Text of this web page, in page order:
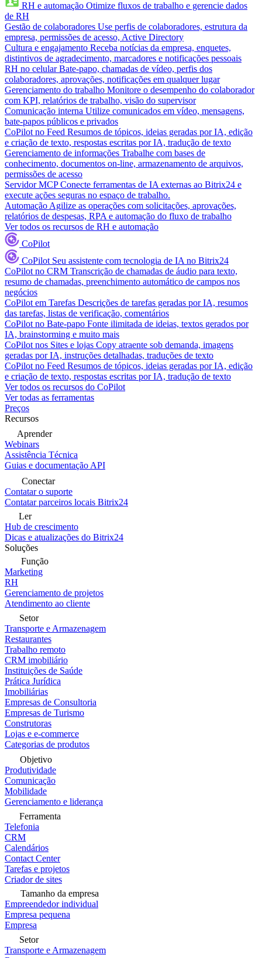
RH e automação Otimize fluxos de trabalho e gerencie dados
de RH
Gestão de colaboradores Use perfis de colaboradores, estrutura da
empresa, permissões de acesso, Active Directory
Cultura e engajamento Receba notícias da empresa, enquetes,
distintivos de agradecimento, marcadores e notificações pessoais
RH no celular Bate-papo, chamadas de vídeo, perfis dos
colaboradores, aprovações, notificações em qualquer lugar
Gerenciamento do trabalho Monitore o desempenho do colaborador
com KPI, relatórios de trabalho, visão do supervisor
Comunicação interna Utilize comunicados em vídeo, mensagens,
bate-papos públicos e privados
CoPilot no Feed Resumos de tópicos, ideias geradas por IA, edição
e criação de texto, respostas escritas por IA, tradução de texto
Gerenciamento de informações Trabalhe com bases de
conhecimento, documentos on-line, armazenamento de arquivos,
permissões de acesso
Servidor MCP Conecte ferramentas de IA externas ao Bitrix24 e
execute ações seguras no espaço de trabalho.
Automação Agilize as operações com solicitações, aprovações,
relatórios de despesas, RPA e automação do fluxo de trabalho
Ver todos os recursos de RH e automação
CoPilot
CoPilot Seu assistente com tecnologia de IA no Bitrix24
CoPilot no CRM Transcrição de chamadas de áudio para texto,
resumo de chamadas, preenchimento automático de campos nos
negócios
CoPilot em Tarefas Descrições de tarefas geradas por IA, resumos
das tarefas, listas de verificação, comentários
CoPilot no Bate-papo Fonte ilimitada de ideias, textos gerados por
IA, brainstorming e muito mais
CoPilot nos Sites e lojas Copy atraente sob demanda, imagens
geradas por IA, instruções detalhadas, traduções de texto
CoPilot no Feed Resumos de tópicos, ideias geradas por IA, edição
e criação de texto, respostas escritas por IA, tradução de texto
Ver todos os recursos do CoPilot
Ver todas as ferramentas
Preços
Recursos
Aprender
Webinars
Assistência Técnica
Guias e documentação API
Conectar
Contatar o suporte
Contatar parceiros locais Bitrix24
Ler
Hub de crescimento
Dicas e atualizações do Bitrix24
Soluções
Função
Marketing
RH
Gerenciamento de projetos
Atendimento ao cliente
Setor
Transporte e Armazenagem
Restaurantes
Trabalho remoto
CRM imobiliário
Instituições de Saúde
Prática Jurídica
Imobiliárias
Empresas de Consultoria
Empresas de Turismo
Construtoras
Lojas e e-commerce
Categorias de produtos
Objetivo
Produtividade
Comunicação
Mobilidade
Gerenciamento e liderança
Ferramenta
Telefonia
CRM
Calendários
Contact Center
Tarefas e projetos
Criador de sites
Tamanho da empresa
Empreendedor individual
Empresa pequena
Empresa
Setor
Transporte e Armazenagem